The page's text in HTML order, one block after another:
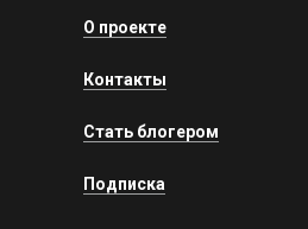
О проекте
Контакты
Стать блогером
Подписка